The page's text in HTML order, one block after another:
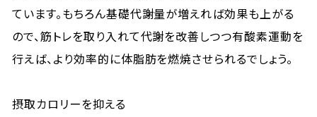
ています。もちろん基礎代謝量が増えれば効果も上がる
ので、筋トレを取り入れて代謝を改善しつつ有酸素運動を
行えば、より効率的に体脂肪を燃焼させられるでしょう。
摂取カロリーを抑える